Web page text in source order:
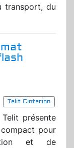
transport, du
Telit Cinterion
présente
pour
et de